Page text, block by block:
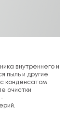
внутреннего и
пыль и другие
конденсатом
очистки
-